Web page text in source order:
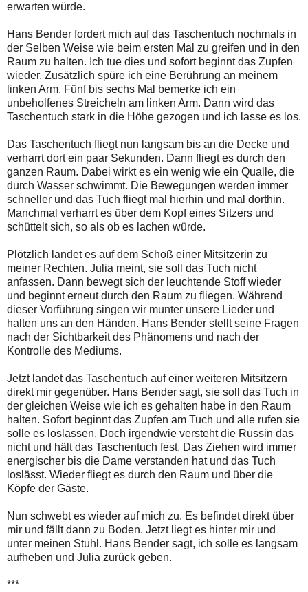
erwarten würde.
Hans Bender fordert mich auf das Taschentuch nochmals in
der Selben Weise wie beim ersten Mal zu greifen und in den
Raum zu halten. Ich tue dies und sofort beginnt das Zupfen
wieder. Zusätzlich spüre ich eine Berührung an meinem
linken Arm. Fünf bis sechs Mal bemerke ich ein
unbeholfenes Streicheln am linken Arm. Dann wird das
Taschentuch stark in die Höhe gezogen und ich lasse es los.
Das Taschentuch fliegt nun langsam bis an die Decke und
verharrt dort ein paar Sekunden. Dann fliegt es durch den
ganzen Raum. Dabei wirkt es ein wenig wie ein Qualle, die
durch Wasser schwimmt. Die Bewegungen werden immer
schneller und das Tuch fliegt mal hierhin und mal dorthin.
Manchmal verharrt es über dem Kopf eines Sitzers und
schüttelt sich, so als ob es lachen würde.
Plötzlich landet es auf dem Schoß einer Mitsitzerin zu
meiner Rechten. Julia meint, sie soll das Tuch nicht
anfassen. Dann bewegt sich der leuchtende Stoff wieder
und beginnt erneut durch den Raum zu fliegen. Während
dieser Vorführung singen wir munter unsere Lieder und
halten uns an den Händen. Hans Bender stellt seine Fragen
nach der Sichtbarkeit des Phänomens und nach der
Kontrolle des Mediums.
Jetzt landet das Taschentuch auf einer weiteren Mitsitzern
direkt mir gegenüber. Hans Bender sagt, sie soll das Tuch in
der gleichen Weise wie ich es gehalten habe in den Raum
halten. Sofort beginnt das Zupfen am Tuch und alle rufen sie
solle es loslassen. Doch irgendwie versteht die Russin das
nicht und hält das Taschentuch fest. Das Ziehen wird immer
energischer bis die Dame verstanden hat und das Tuch
loslässt. Wieder fliegt es durch den Raum und über die
Köpfe der Gäste.
Nun schwebt es wieder auf mich zu. Es befindet direkt über
mir und fällt dann zu Boden. Jetzt liegt es hinter mir und
unter meinen Stuhl. Hans Bender sagt, ich solle es langsam
aufheben und Julia zurück geben.
***